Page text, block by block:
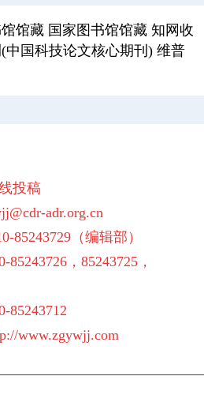
馆藏 国家图书馆馆藏 知网收
中国科技论文核心期刊) 维普
投稿
adr.org.cn
85243729（编辑部）
，85243725，
85243712
www.zgywjj.com